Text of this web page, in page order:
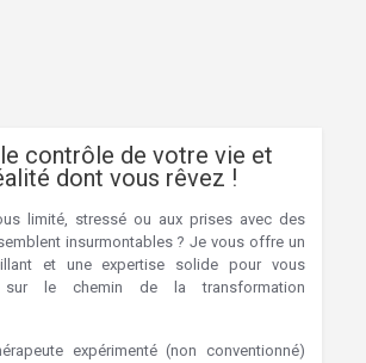
contrôle de votre vie et
dont vous rêvez !
limité, stressé ou aux prises avec des
insurmontables ? Je vous offre un
et une expertise solide pour vous
sur le chemin de la transformation
expérimenté (non conventionné)